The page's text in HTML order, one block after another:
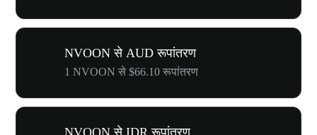
NVOON से AUD रूपांतरण
1 NVOON से $66.10 रूपांतरण
NVOON से IDR रूपांतरण